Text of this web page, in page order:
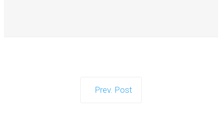
panier abandonné
Prev. Post